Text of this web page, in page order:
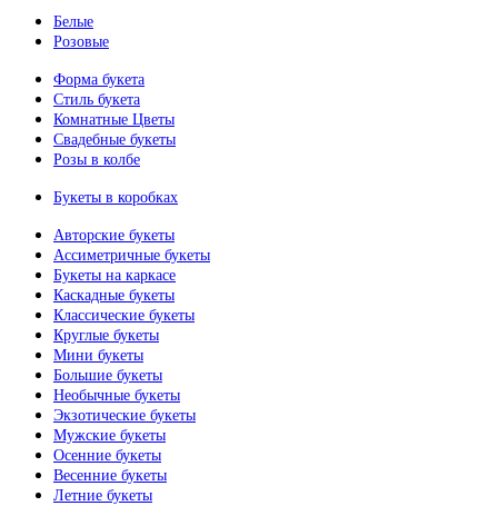
Белые
Розовые
Форма букета
Стиль букета
Комнатные Цветы
Свадебные букеты
Розы в колбе
Букеты в коробках
Авторские букеты
Ассиметричные букеты
Букеты на каркасе
Каскадные букеты
Классические букеты
Круглые букеты
Мини букеты
Большие букеты
Необычные букеты
Экзотические букеты
Мужские букеты
Осенние букеты
Весенние букеты
Летние букеты